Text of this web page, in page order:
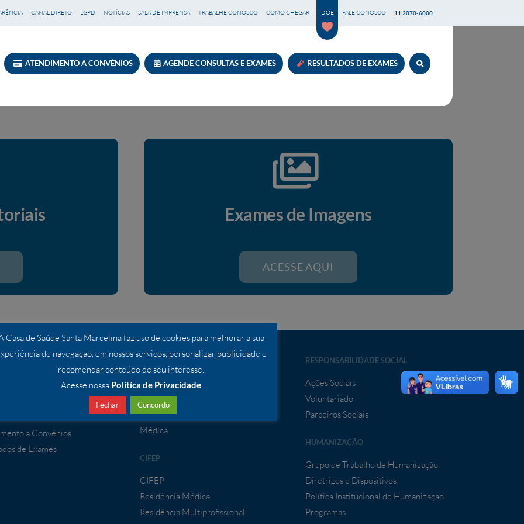
CANAL DIRETO LGPD NOTÍCIAS SALA DE IMPRENSA TRABALHE CONOSCO COMO CHEGAR DOE FALE CONOSCO 11 2070-6000
ATENDIMENTO A CONVÊNIOS AGENDE CONSULTAS E EXAMES RESULTADOS DE EXAMES
Exames de Imagens
ACESSE AQUI
Especializados
À CONVÊNIOS
a Convênios
de Exames
ENSINO E PESQUISA
Ensino e Pesquisa
Comissão de Pesquisa
Programa de Moradia – Residência
Médica
CIFEP
CIFEP
Residência Médica
Residência Multiprofissional
RESPONSABILIDADE SOCIAL
Ações Sociais
Voluntariado
Parceiros Sociais
HUMANIZAÇÃO
Grupo de Trabalho de Humanização
Diretrizes e Dispositivos
Política Institucional de Humanização
Programas
Casa de Saúde Santa Marcelina faz uso de cookies para melhorar a sua
de navegação, em nossos serviços, personalizar publicidade e
recomendar conteúdo de seu interesse.
Acesse nossa Politíca de Privacidade
Fechar Concordo